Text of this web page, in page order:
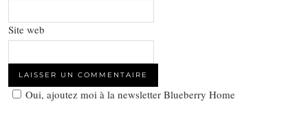
Site web
Oui, ajoutez moi à la newsletter Blueberry Home